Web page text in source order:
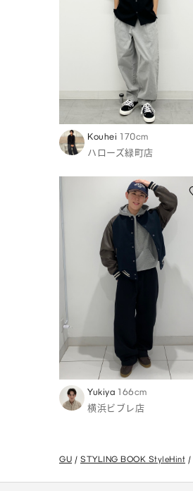
Kouhei 170cm
ハローズ緑町店
Yukiya 166cm
横浜ビブレ店
GU STYLING BOOK StyleHint